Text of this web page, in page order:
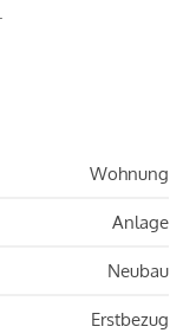
Wohnung
Anlage
Neubau
Erstbezug